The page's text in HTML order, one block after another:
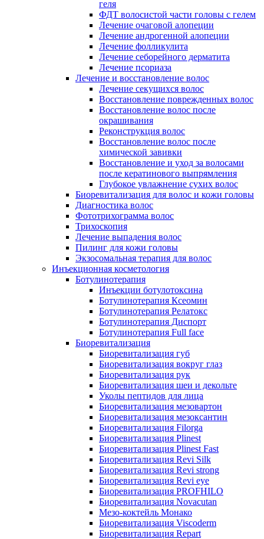
геля
ФДТ волосистой части головы с гелем
Лечение очаговой алопеции
Лечение андрогенной алопеции
Лечение фолликулита
Лечение себорейного дерматита
Лечение псориаза
Лечение и восстановление волос
Лечение секущихся волос
Восстановление поврежденных волос
Восстановление волос после
окрашивания
Реконструкция волос
Восстановление волос после
химической завивки
Восстановление и уход за волосами
после кератинового выпрямления
Глубокое увлажнение сухих волос
Биоревитализация для волос и кожи головы
Диагностика волос
Фототрихограмма волос
Трихоскопия
Лечение выпадения волос
Пилинг для кожи головы
Экзосомальная терапия для волос
Инъекционная косметология
Ботулинотерапия
Инъекции ботулотоксина
Ботулинотерапия Ксеомин
Ботулинотерапия Релатокс
Ботулинотерапия Диспорт
Ботулинотерапия Full face
Биоревитализация
Биоревитализация губ
Биоревитализация вокруг глаз
Биоревитализация рук
Биоревитализация шеи и декольте
Уколы пептидов для лица
Биоревитализация мезовартон
Биоревитализация мезоксантин
Биоревитализация Filorga
Биоревитализация Plinest
Биоревитализация Plinest Fast
Биоревитализация Revi Silk
Биоревитализация Revi strong
Биоревитализация Revi eye
Биоревитализация PROFHILO
Биоревитализация Novacutan
Мезо-коктейль Монако
Биоревитализация Viscoderm
Биоревитализация Repart